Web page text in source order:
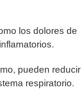
los dolores de
pueden reducir
respiratorio.